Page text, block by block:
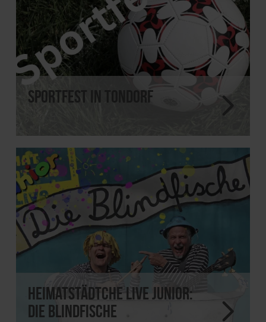
Sportfest in Tondorf
Heimatstädtche Live JUNIOR:
Die Blindfische